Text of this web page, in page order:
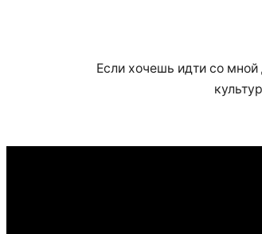
Если хочешь идти со